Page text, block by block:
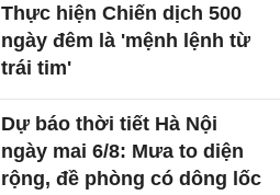
Thực hiện Chiến dịch 500
ngày đêm là 'mệnh lệnh từ
trái tim'
Dự báo thời tiết Hà Nội
ngày mai 6/8: Mưa to diện
rộng, đề phòng có dông lốc